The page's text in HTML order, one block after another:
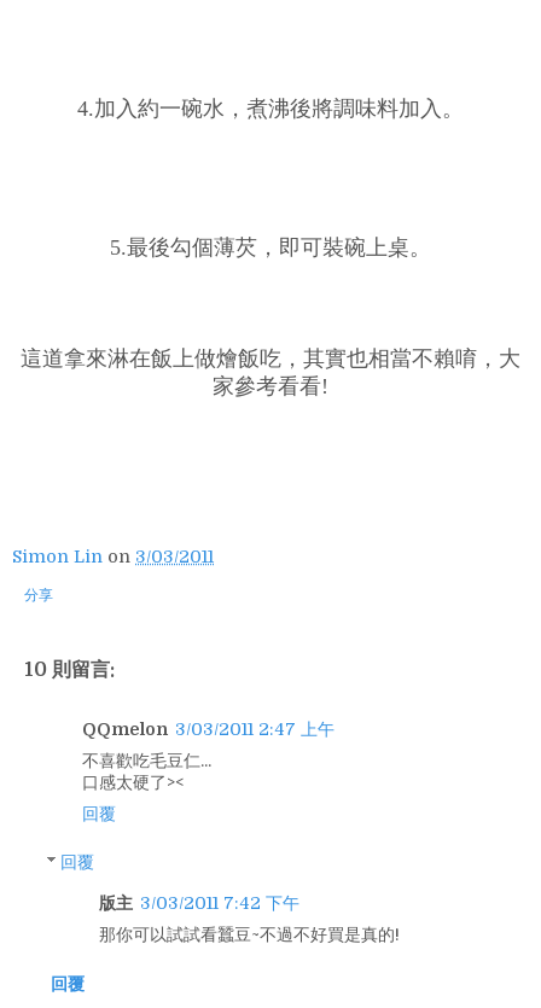
4.加入約一碗水，煮沸後將調味料加入。
5.最後勾個薄芡，即可裝碗上桌。
這道拿來淋在飯上做燴飯吃，其實也相當不賴唷，大
家參考看看!
Simon Lin on 3/03/2011
分享
10 則留言:
QQmelon 3/03/2011 2:47 上午
不喜歡吃毛豆仁...
口感太硬了><
回覆
回覆
版主 3/03/2011 7:42 下午
那你可以試試看蠶豆~不過不好買是真的!
回覆